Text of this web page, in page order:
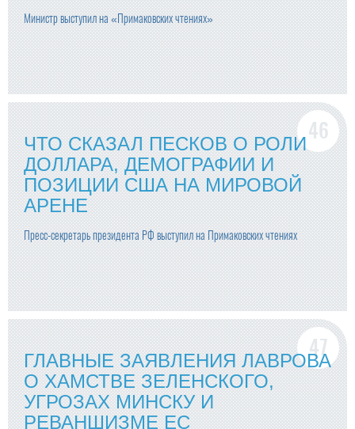
Министр выступил на «Примаковских чтениях»
ЧТО СКАЗАЛ ПЕСКОВ О РОЛИ
ДОЛЛАРА, ДЕМОГРАФИИ И
ПОЗИЦИИ США НА МИРОВОЙ
АРЕНЕ
Пресс-секретарь президента РФ выступил на Примаковских чтениях
ГЛАВНЫЕ ЗАЯВЛЕНИЯ ЛАВРОВА
О ХАМСТВЕ ЗЕЛЕНСКОГО,
УГРОЗАХ МИНСКУ И
РЕВАНШИЗМЕ ЕС